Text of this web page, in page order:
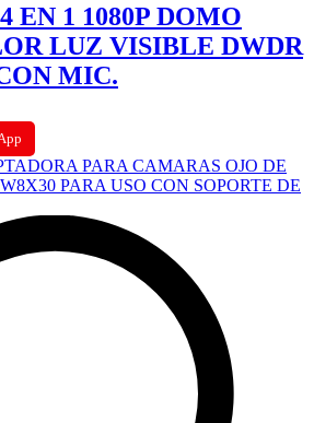
EN 1 1080P DOMO
LUZ VISIBLE DWDR
MIC.